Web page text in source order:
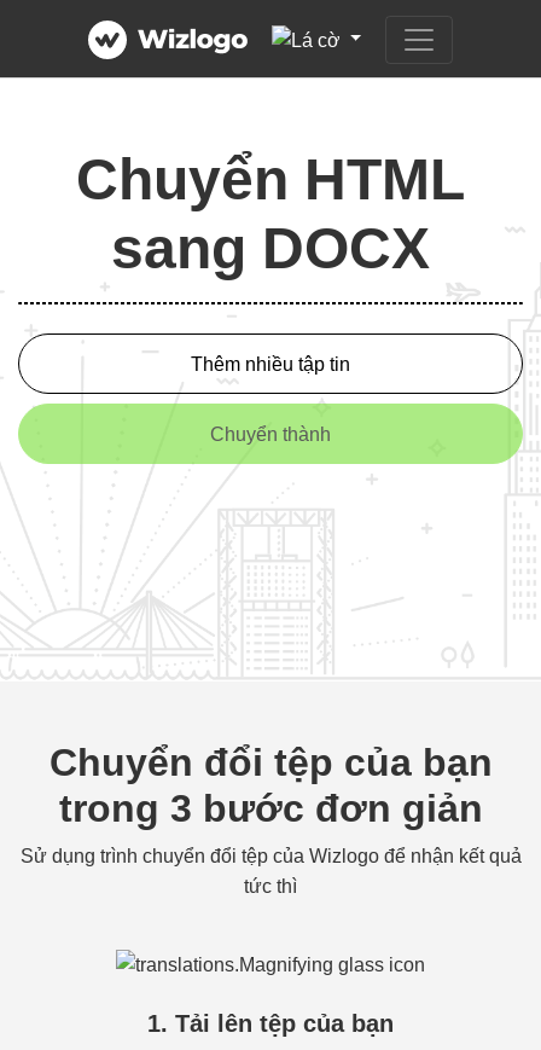
Chuyển HTML
sang DOCX
Thêm nhiều tập tin
Chuyển thành
Chuyển đổi tệp của bạn
trong 3 bước đơn giản
Sử dụng trình chuyển đổi tệp của Wizlogo để nhận kết quả
tức thì
1. Tải lên tệp của bạn